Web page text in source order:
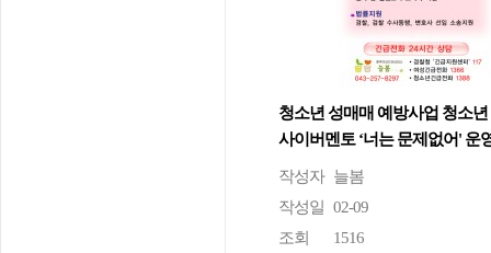
청소년 성매매 예방사업 청소년
사이버멘토 ‘너는 문제없어' 운
작성자 늘봄
작성일 02-09
조회
1516